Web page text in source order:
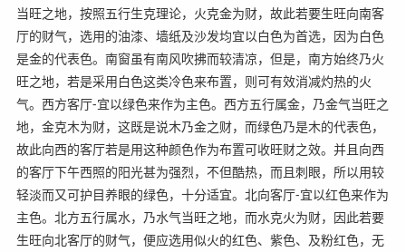
当旺之地，按照五行生克理论，火克金为财，故此若要生旺向南客
厅的财气，选用的油漆、墙纸及沙发均宜以白色为首选，因为白色
是金的代表色。南窗虽有南风吹拂而较清凉，但是，南方始终乃火
旺之地，若是采用白色这类冷色来布置，则可有效消减灼热的火
气。西方客厅-宜以绿色来作为主色。西方五行属金，乃金气当旺之
地，金克木为财，这既是说木乃金之财，而绿色乃是木的代表色，
故此向西的客厅若是用这种颜色作为布置可收旺财之效。并且向西
的客厅下午西照的阳光甚为强烈，不但酷热，而且刺眼，所以用较
轻淡而又可护目养眼的绿色，十分适宜。北向客厅-宜以红色来作为
主色。北方五行属水，乃水气当旺之地，而水克火为财，因此若要
生旺向北客厅的财气，便应选用似火的红色、紫色、及粉红色，无